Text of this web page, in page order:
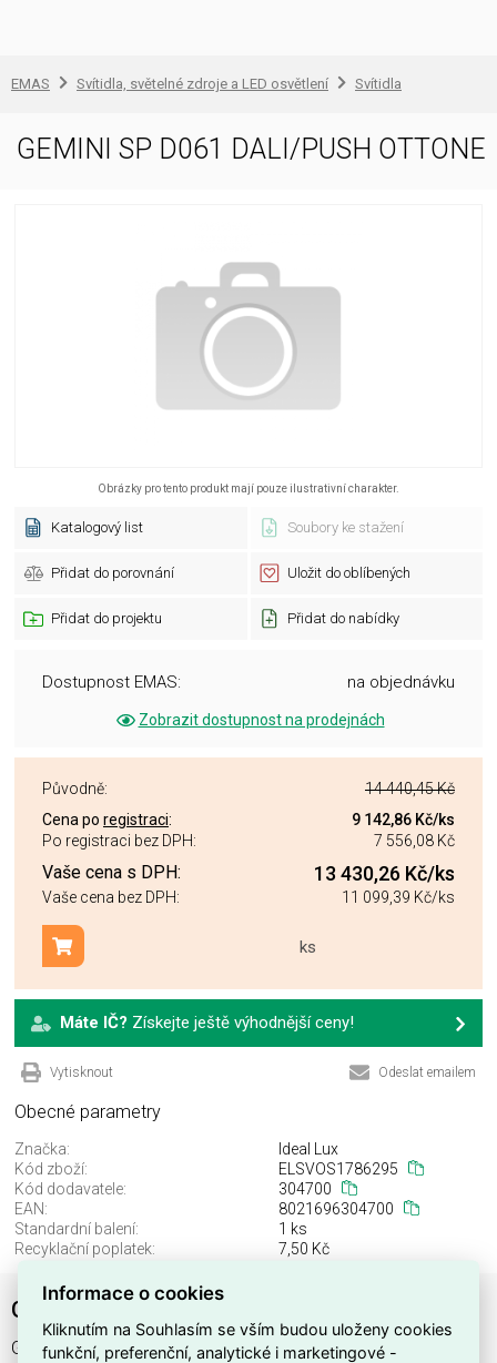
EMAS Svítidla, světelné zdroje a LED osvětlení Svítidla
GEMINI SP D061 DALI/PUSH OTTONE
Obrázky pro tento produkt mají pouze ilustrativní charakter.
Katalogový list Soubory ke stažení
Přidat do porovnání Uložit do oblíbených
Přidat do projektu Přidat do nabídky
Dostupnost EMAS: na objednávku
Zobrazit dostupnost na prodejnách
Původně:
14 440,45 Kč
Cena po registraci: 9 142,86 Kč/ks
Po registraci bez DPH:
7 556,08 Kč
Vaše cena s DPH: 13 430,26 Kč/ks
Vaše cena bez DPH: 11 099,39 Kč/ks
ks
Přidat do košíku
Máte IČ? Získejte ještě výhodnější ceny!
Vytisknout Odeslat emailem
Obecné parametry
Značka:
Ideal Lux
Kód zboží:
ELSVOS1786295
Kód dodavatele:
304700
EAN:
8021696304700
Standardní balení:
1 ks
Recyklační poplatek:
7,50 Kč
GEMINI SP D061 DALI/PUSH OTTONE
GEMINI SP D061 DALI/PUSH OTTONE najdete v kategoriích
Informace o cookies
Kliknutím na Souhlasím se vším budou uloženy cookies
funkční, preferenční, analytické i marketingové -